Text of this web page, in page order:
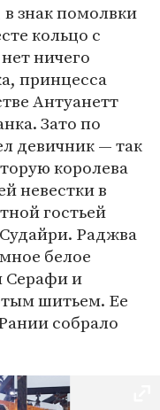
знак помолвки
кольцо с
ничего
принцесса
Антуанетт
Зато по
девичник — так
королева
невестки в
гостьей
Раджва
белое
Серафи и
шитьем. Ее
собрало